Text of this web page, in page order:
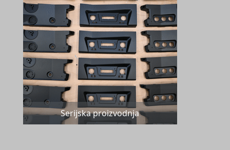
Serijska proizvodnja